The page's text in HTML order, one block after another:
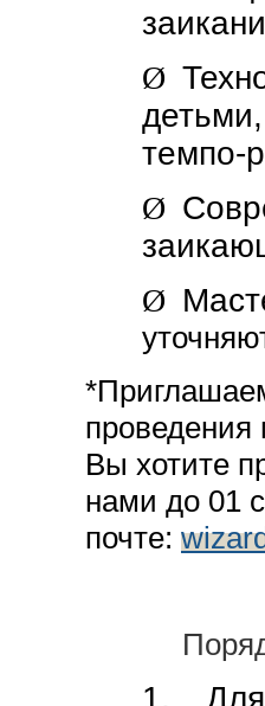
Ø
темпо-
Ø
Ø
*
проведения
Вы хотите
нами до 01
почте: